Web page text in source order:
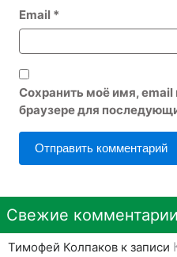
Email *
Сохранить моё имя, email
браузере для
Свежие комментарии
Тимофей Колпаков к записи